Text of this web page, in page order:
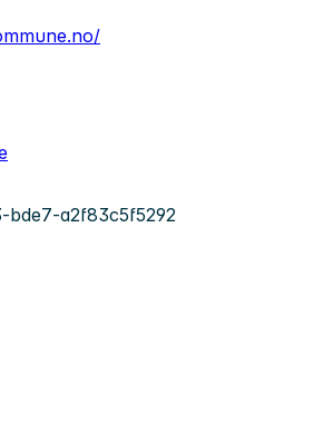
bde7-a2f83c5f5292